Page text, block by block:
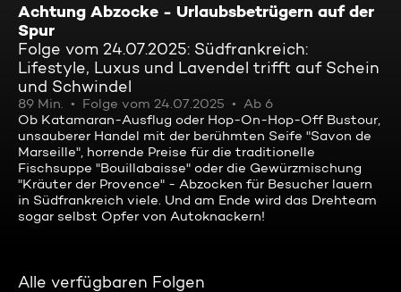
Achtung Abzocke - Urlaubsbetrügern auf der
Spur
Folge vom 24.07.2025: Südfrankreich:
Lifestyle, Luxus und Lavendel trifft auf Schein
und Schwindel
89 Min. Folge vom 24.07.2025
Ab 6
Ob Katamaran-Ausflug oder Hop-On-Hop-Off Bustour,
unsauberer Handel mit der berühmten Seife "Savon de
Marseille", horrende Preise für die traditionelle
Fischsuppe "Bouillabaisse" oder die Gewürzmischung
"Kräuter der Provence" - Abzocken für Besucher lauern
in Südfrankreich viele. Und am Ende wird das Drehteam
sogar selbst Opfer von Autoknackern!
Alle verfügbaren Folgen